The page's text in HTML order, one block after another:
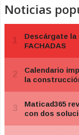
Noticias